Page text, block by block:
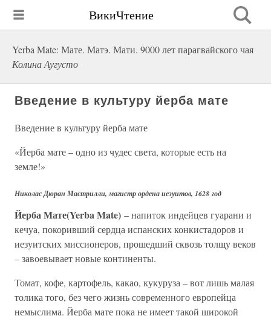
ВикиЧтение
Yerba Mate: Мате. Матэ. Мати. 9000 лет парагвайского чая
Колина Аугусто
Введение в культуру йерба мате
Введение в культуру йерба мате
«Йерба мате – одно из чудес света, которые есть на
земле!»
Николас Дюран Мастрилли, магистр ордена иезуитов, 1628 год
Йерба Мате(Yerba Mate) – напиток индейцев гуарани и
кечуа, покоривший сердца испанских конкистадоров и
иезуитских миссионеров, прошедший сквозь толщу веков
– завоевывает новые континенты.
Томат, кофе, картофель, какао, кукуруза – вот лишь малая
толика того, без чего жизнь современного европейца
немыслима. Йерба мате пока не имеет такой широкой